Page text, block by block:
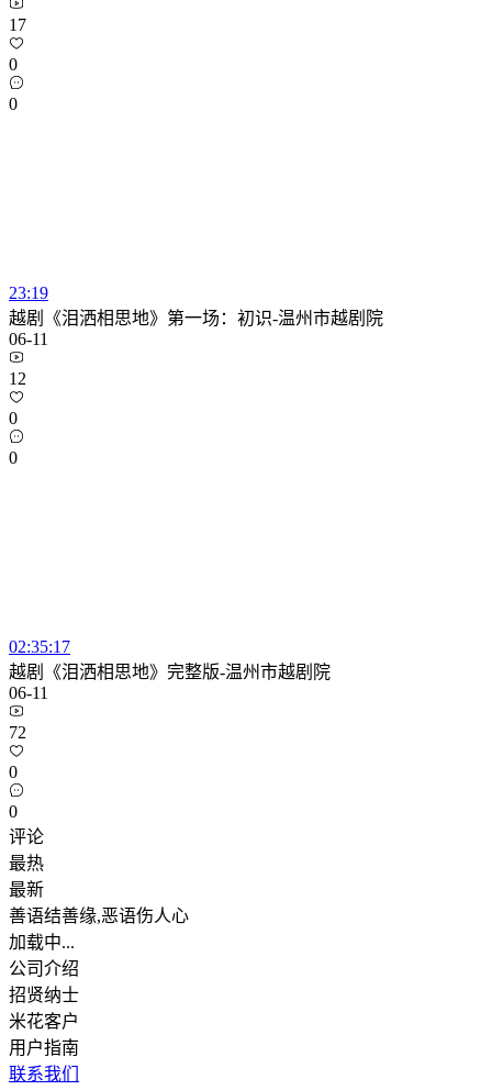
17
0
0
23:19
越剧《泪洒相思地》第一场：初识-温州市越剧院
06-11
12
0
0
02:35:17
越剧《泪洒相思地》完整版-温州市越剧院
06-11
72
0
0
评论
最热
最新
善语结善缘,恶语伤人心
加载中...
公司介绍
招贤纳士
米花客户
用户指南
联系我们